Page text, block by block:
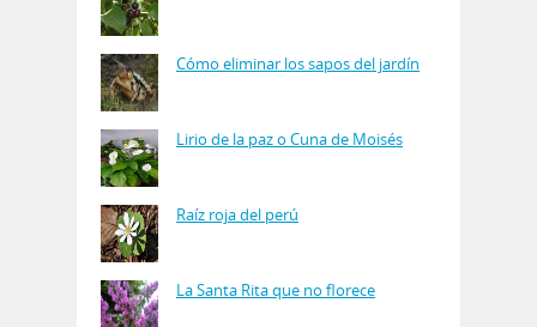
Cómo eliminar los sapos del jardín
Lirio de la paz o Cuna de Moisés
Raíz roja del perú
La Santa Rita que no florece